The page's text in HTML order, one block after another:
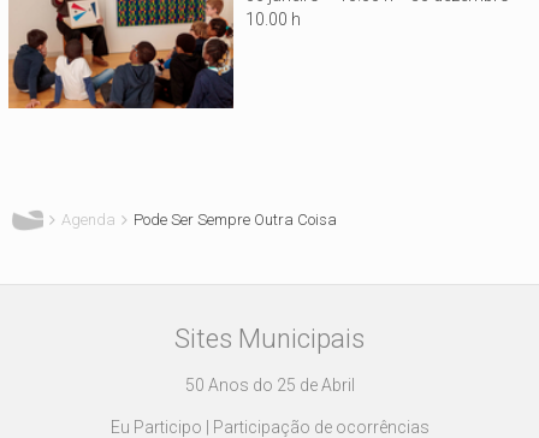
10.00 h
Agenda Pode Ser Sempre Outra Coisa
Sites Municipais
50 Anos do 25 de Abril
Eu Participo | Participação de ocorrências